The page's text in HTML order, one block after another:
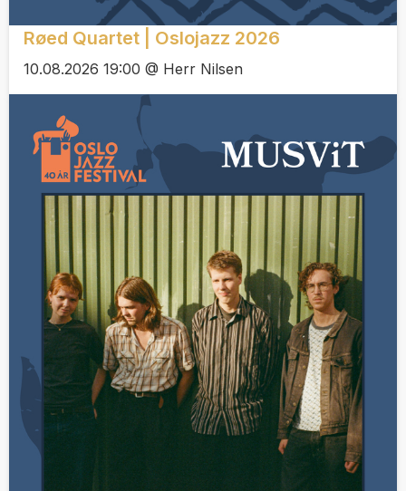
Røed Quartet | Oslojazz 2026
10.08.2026 19:00 @ Herr Nilsen